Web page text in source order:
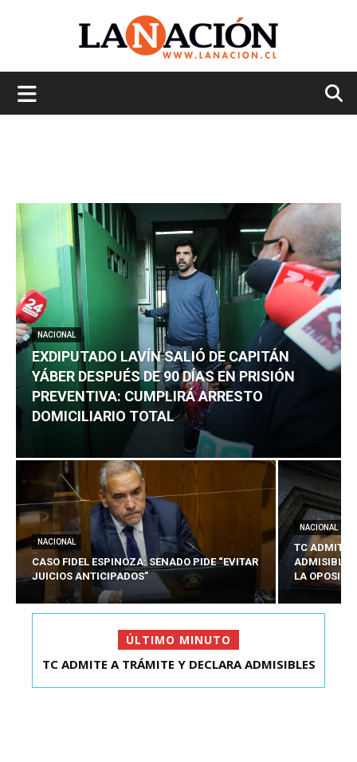
NACIONAL
EXDIPUTADO LAVÍN SALIÓ DE CAPITÁN
YÁBER DESPUÉS DE 90 DÍAS EN PRISIÓN
PREVENTIVA: CUMPLIRÁ ARRESTO
DOMICILIARIO TOTAL
NACIONAL
CASO FIDEL ESPINOZA: SENADO PIDE “EVITAR
JUICIOS ANTICIPADOS”
NACIONAL
TC ADMITE
ADMISIBLES
LA
ÚLTIMO MINUTO
TC ADMITE A TRÁMITE Y DECLARA ADMISIBLES